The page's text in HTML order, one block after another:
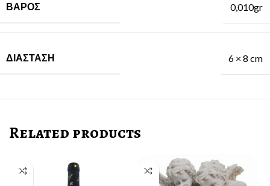
ΒΑΡΟΣ 0,010gr
ΔΙΑΣΤΑΣΗ 6 × 8 cm
Related products